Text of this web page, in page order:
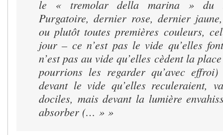
le « tremolar della marina » du
Purgatoire, dernier rose, dernier
ou plutôt toutes premières couleurs,
jour – ce n’est pas le vide qu’elles
n’est pas au vide qu’elles cèdent la
pourrions les regarder qu’avec
devant le vide qu’elles reculeraient,
dociles, mais devant la lumière
absorber (… » »